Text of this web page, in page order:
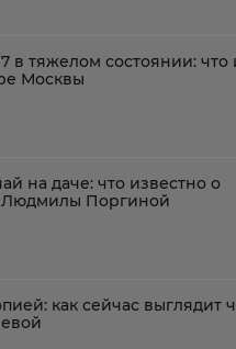
в тяжелом состоянии: что
Москвы
на даче: что известно о
Людмилы Поргиной
как сейчас выглядит